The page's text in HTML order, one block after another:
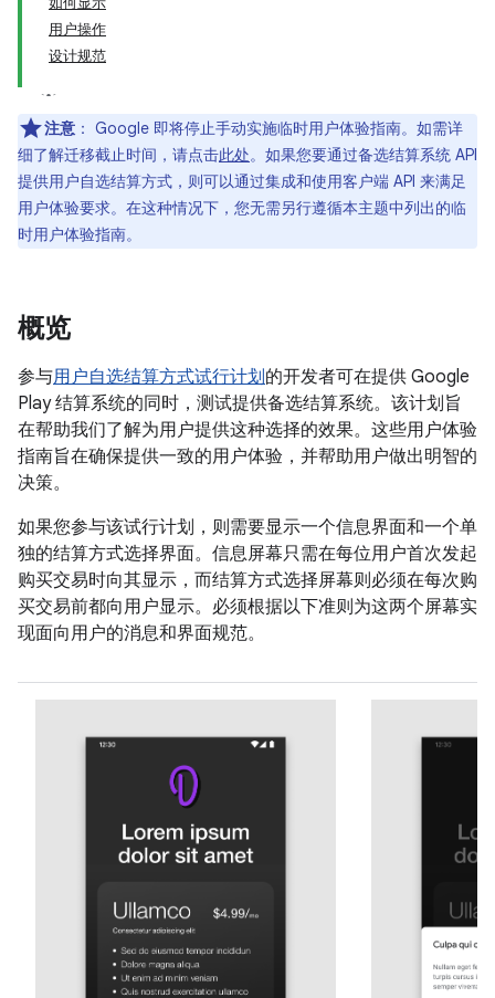
用户操作
设计规范
注意 ： Google 即将停止手动实施临时用户体验指南。如需详
细了解迁移截止时间，请点击此处。如果您要通过备选结算系统 API
提供用户自选结算方式，则可以通过集成和使用客户端 API 来满足
用户体验要求。在这种情况下，您无需另行遵循本主题中列出的临
时用户体验指南。
概览
参与用户自选结算方式试行计划的开发者可在提供 Google
Play 结算系统的同时，测试提供备选结算系统。该计划旨
在帮助我们了解为用户提供这种选择的效果。这些用户体验
指南旨在确保提供一致的用户体验，并帮助用户做出明智的
决策。
如果您参与该试行计划，则需要显示一个信息界面和一个单
独的结算方式选择界面。信息屏幕只需在每位用户首次发起
购买交易时向其显示，而结算方式选择屏幕则必须在每次购
买交易前都向用户显示。必须根据以下准则为这两个屏幕实
现面向用户的消息和界面规范。